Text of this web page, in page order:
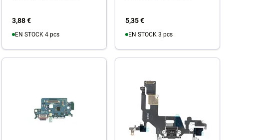
3,88 €
EN STOCK 4 pcs
5,35 €
EN STOCK 3 pcs